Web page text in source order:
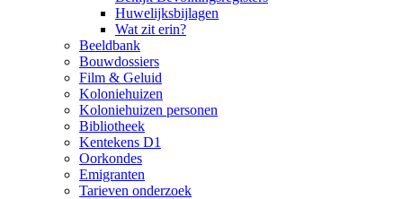
Huwelijksbijlagen
Wat zit erin?
Beeldbank
Bouwdossiers
Film & Geluid
Koloniehuizen
Koloniehuizen personen
Bibliotheek
Kentekens D1
Oorkondes
Emigranten
Tarieven onderzoek